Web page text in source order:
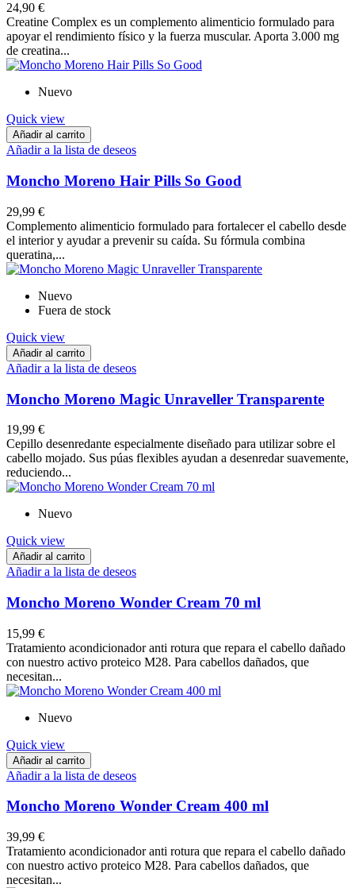
24,90 €
Creatine Complex es un complemento alimenticio formulado para
apoyar el rendimiento físico y la fuerza muscular. Aporta 3.000 mg
de creatina...
Nuevo
Quick view
Añadir al carrito
Añadir a la lista de deseos
Moncho Moreno Hair Pills So Good
29,99 €
Complemento alimenticio formulado para fortalecer el cabello desde
el interior y ayudar a prevenir su caída. Su fórmula combina
queratina,...
Nuevo
Fuera de stock
Quick view
Añadir al carrito
Añadir a la lista de deseos
Moncho Moreno Magic Unraveller Transparente
19,99 €
Cepillo desenredante especialmente diseñado para utilizar sobre el
cabello mojado. Sus púas flexibles ayudan a desenredar suavemente,
reduciendo...
Nuevo
Quick view
Añadir al carrito
Añadir a la lista de deseos
Moncho Moreno Wonder Cream 70 ml
15,99 €
Tratamiento acondicionador anti rotura que repara el cabello dañado
con nuestro activo proteico M28. Para cabellos dañados, que
necesitan...
Nuevo
Quick view
Añadir al carrito
Añadir a la lista de deseos
Moncho Moreno Wonder Cream 400 ml
39,99 €
Tratamiento acondicionador anti rotura que repara el cabello dañado
con nuestro activo proteico M28. Para cabellos dañados, que
necesitan...